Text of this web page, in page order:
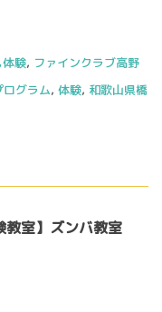
体験, ファインクラブ高野
ログラム, 体験, 和歌山県橋
教室】ズンバ教室